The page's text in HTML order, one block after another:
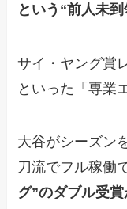
という“前人未到
サイ・ヤング賞
といった「専業
大谷がシーズン
刀流でフル稼働
グ”のダブル受